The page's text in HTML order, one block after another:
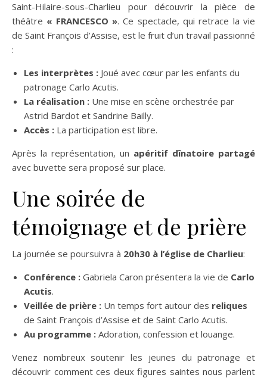
Saint-Hilaire-sous-Charlieu pour découvrir la pièce de
théâtre « FRANCESCO ». Ce spectacle, qui retrace la vie
de Saint François d’Assise, est le fruit d’un travail passionné
:
Les interprètes : Joué avec cœur par les enfants du
patronage Carlo Acutis.
La réalisation : Une mise en scène orchestrée par
Astrid Bardot et Sandrine Bailly.
Accès : La participation est libre.
Après la représentation, un apéritif dînatoire partagé
avec buvette sera proposé sur place.
Une soirée de
témoignage et de prière
La journée se poursuivra à 20h30 à l’église de Charlieu:
Conférence : Gabriela Caron présentera la vie de Carlo
Acutis.
Veillée de prière : Un temps fort autour des reliques
de Saint François d’Assise et de Saint Carlo Acutis.
Au programme : Adoration, confession et louange.
Venez nombreux soutenir les jeunes du patronage et
découvrir comment ces deux figures saintes nous parlent